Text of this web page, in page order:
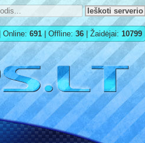
| Online: 691 | Offline: 36 | Žaidėjai: 10799